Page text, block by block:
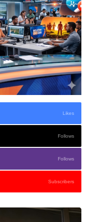
Likes
Follows
Follows
Subscribers